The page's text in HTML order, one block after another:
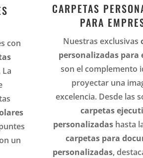
con
La
un
CARPETAS
PARA
Nuestras exclusivas
personalizadas para
son el complemento
proyectar una
excelencia. Desde las
carpetas
personalizadashasta
carpetas para
personalizadas,